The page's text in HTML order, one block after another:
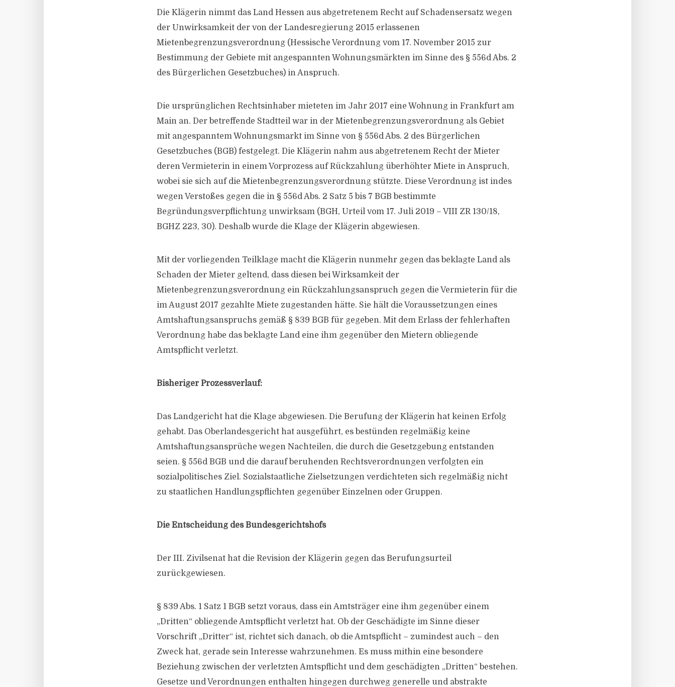
Die Klägerin nimmt das Land Hessen aus abgetretenem Recht auf Schadensersatz wegen
der Unwirksamkeit der von der Landesregierung 2015 erlassenen
Mietenbegrenzungsverordnung (Hessische Verordnung vom 17. November 2015 zur
Bestimmung der Gebiete mit angespannten Wohnungsmärkten im Sinne des § 556d Abs. 2
des Bürgerlichen Gesetzbuches) in Anspruch.
Die ursprünglichen Rechtsinhaber mieteten im Jahr 2017 eine Wohnung in Frankfurt am
Main an. Der betreffende Stadtteil war in der Mietenbegrenzungsverordnung als Gebiet
mit angespanntem Wohnungsmarkt im Sinne von § 556d Abs. 2 des Bürgerlichen
Gesetzbuches (BGB) festgelegt. Die Klägerin nahm aus abgetretenem Recht der Mieter
deren Vermieterin in einem Vorprozess auf Rückzahlung überhöhter Miete in Anspruch,
wobei sie sich auf die Mietenbegrenzungsverordnung stützte. Diese Verordnung ist indes
wegen Verstoßes gegen die in § 556d Abs. 2 Satz 5 bis 7 BGB bestimmte
Begründungsverpflichtung unwirksam (BGH, Urteil vom 17. Juli 2019 – VIII ZR 130/18,
BGHZ 223, 30). Deshalb wurde die Klage der Klägerin abgewiesen.
Mit der vorliegenden Teilklage macht die Klägerin nunmehr gegen das beklagte Land als
Schaden der Mieter geltend, dass diesen bei Wirksamkeit der
Mietenbegrenzungsverordnung ein Rückzahlungsanspruch gegen die Vermieterin für die
im August 2017 gezahlte Miete zugestanden hätte. Sie hält die Voraussetzungen eines
Amtshaftungsanspruchs gemäß § 839 BGB für gegeben. Mit dem Erlass der fehlerhaften
Verordnung habe das beklagte Land eine ihm gegenüber den Mietern obliegende
Amtspflicht verletzt.
Bisheriger Prozessverlauf:
Das Landgericht hat die Klage abgewiesen. Die Berufung der Klägerin hat keinen Erfolg
gehabt. Das Oberlandesgericht hat ausgeführt, es bestünden regelmäßig keine
Amtshaftungsansprüche wegen Nachteilen, die durch die Gesetzgebung entstanden
seien. § 556d BGB und die darauf beruhenden Rechtsverordnungen verfolgten ein
sozialpolitisches Ziel. Sozialstaatliche Zielsetzungen verdichteten sich regelmäßig nicht
zu staatlichen Handlungspflichten gegenüber Einzelnen oder Gruppen.
Die Entscheidung des Bundesgerichtshofs
Der III. Zivilsenat hat die Revision der Klägerin gegen das Berufungsurteil
zurückgewiesen.
§ 839 Abs. 1 Satz 1 BGB setzt voraus, dass ein Amtsträger eine ihm gegenüber einem
„Dritten“ obliegende Amtspflicht verletzt hat. Ob der Geschädigte im Sinne dieser
Vorschrift „Dritter“ ist, richtet sich danach, ob die Amtspflicht – zumindest auch – den
Zweck hat, gerade sein Interesse wahrzunehmen. Es muss mithin eine besondere
Beziehung zwischen der verletzten Amtspflicht und dem geschädigten „Dritten“ bestehen.
Gesetze und Verordnungen enthalten hingegen durchweg generelle und abstrakte